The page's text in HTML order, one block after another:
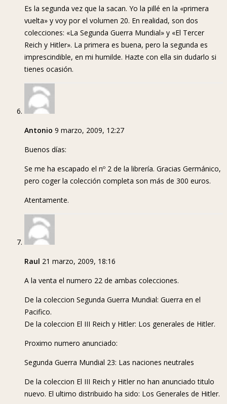
Es la segunda vez que la sacan. Yo la pillé en la «primera
vuelta» y voy por el volumen 20. En realidad, son dos
colecciones: «La Segunda Guerra Mundial» y «El Tercer
Reich y Hitler». La primera es buena, pero la segunda es
imprescindible, en mi humilde. Hazte con ella sin dudarlo si
tienes ocasión.
Antonio 9 marzo, 2009, 12:27
Buenos días:
Se me ha escapado el nº 2 de la librería. Gracias Germánico,
pero coger la colección completa son más de 300 euros.
Atentamente.
Raul 21 marzo, 2009, 18:16
A la venta el numero 22 de ambas colecciones.
De la coleccion Segunda Guerra Mundial: Guerra en el
Pacifico.
De la coleccion El III Reich y Hitler: Los generales de Hitler.
Proximo numero anunciado:
Segunda Guerra Mundial 23: Las naciones neutrales
De la coleccion El III Reich y Hitler no han anunciado titulo
nuevo. El ultimo distribuido ha sido: Los Generales de Hitler.